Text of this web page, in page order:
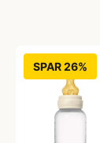
SPAR 26%